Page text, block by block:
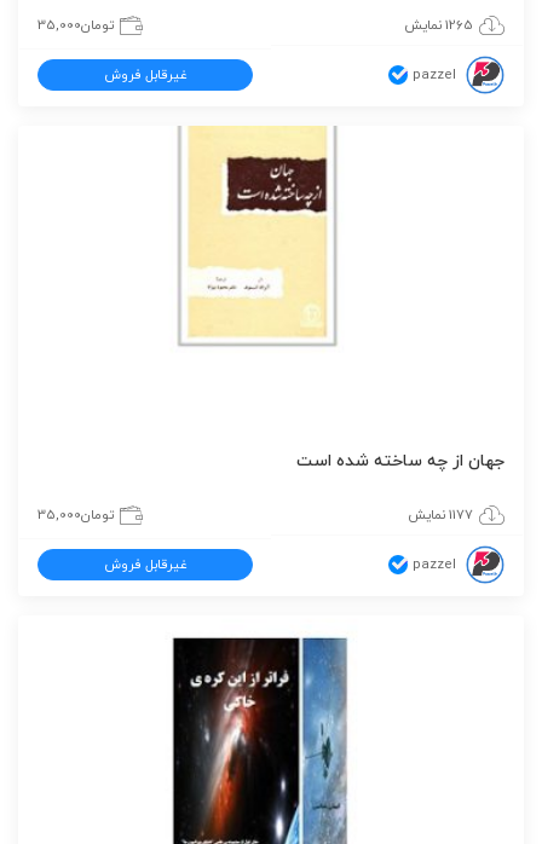
1265 نمایش تومان35,000
pazzel غیرقابل فروش
جهان از چه ساخته شده است
1177 نمایش تومان35,000
pazzel غیرقابل فروش